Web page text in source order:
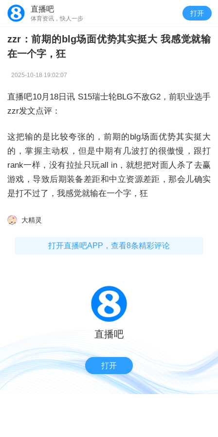
直播吧
体育资讯，快人一步
打开
zzr：前期的blg场面优势其实挺大 我感觉就输
在一个字，狂
2025-10-18 19:02:07
直播吧10月18日讯 S15瑞士轮BLG不敌G2，前职业选手
zzr发文点评：
这把输的是比较夸张的，前期的blg场面优势其实挺大
的，掌握主动权，但是中期有几波打的很傲慢，跟打
rank一样，没有拉扯只玩all in，就想把对面人杀了去赢
游戏，导致后期装备差距和中立资源差距，那会儿确实
是打不过了，我感觉就输在一个字，狂
大精灵
打开直播吧APP，查看8条精彩评论
直播吧
打开